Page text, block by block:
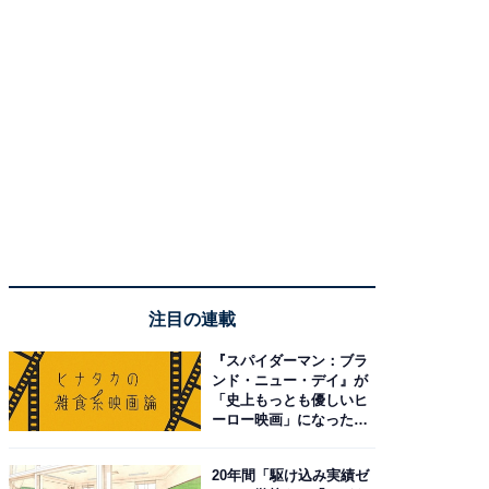
注目の連載
『スパイダーマン：ブラ
ンド・ニュー・デイ』が
「史上もっとも優しいヒ
ーロー映画」になった理
20年間「駆け込み実績ゼ